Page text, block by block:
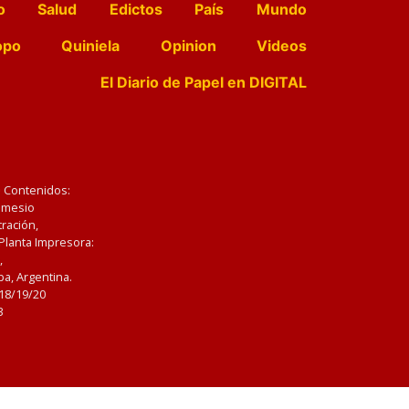
Salud Edictos País
Mundo
Quiniela Opinion
Videos
El Diario de Papel en DIGITAL
Impresora:
Argentina.
19/20